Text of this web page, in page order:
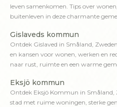
leven samenkomen. Tips over
buitenleven in deze charmante
Gislaveds kommun
Ontdek Gislaved in Småland,
en kansen voor wonen, werken en
naar rust, ruimte en een warme
Eksjö kommun
Ontdek Eksjö Kommun in
stad met ruime woningen, sterke